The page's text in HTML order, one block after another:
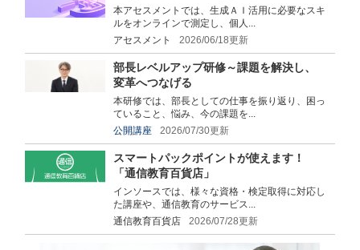
本アセスメントでは、生成ＡＩ活用に必要なスキ
ルをオンラインで測定し、個人...
アセスメント
2026/06/18更新
部長レベルアップ研修～課題を解決し、
変革へつなげる
本研修では、部長としての仕事を振り返り、困っ
ていること、悩み、今の課題を...
公開講座
2026/07/30更新
スマートパックポイントが使えます！
「通信教育百貨店」
インソースでは、様々な資格・検定取得に対応し
た講座や、通信教育のサービス...
通信教育百貨店
2026/07/28更新